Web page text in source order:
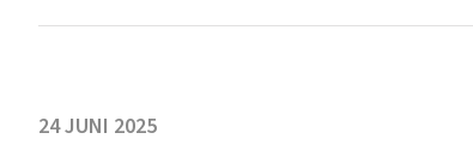
24 JUNI 2025